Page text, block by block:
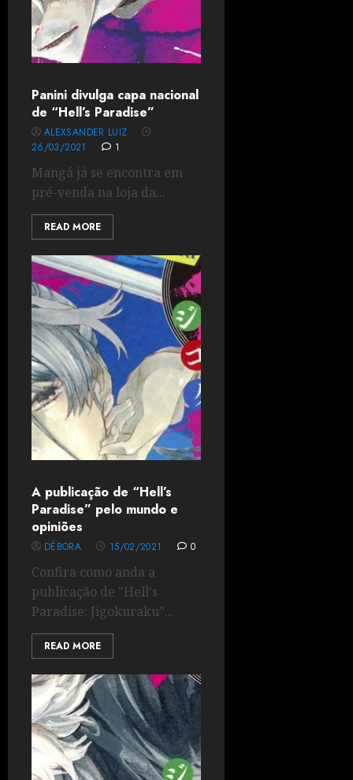
Panini divulga capa nacional
de “Hell’s Paradise”
ALEXSANDER LUIZ
26/03/2021
1
Mangá já se encontra em
pré-venda na loja da...
READ MORE
A publicação de “Hell’s
Paradise” pelo mundo e
opiniões
DÉBORA 15/02/2021 0
Confira como anda a
publicação de "Hell's
Paradise: Jigokuraku"...
READ MORE